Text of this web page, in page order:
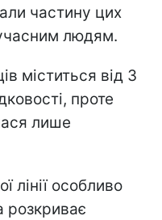
частину цих
людям.
міститься від 3
проте
лише
лінії особливо
розкриває